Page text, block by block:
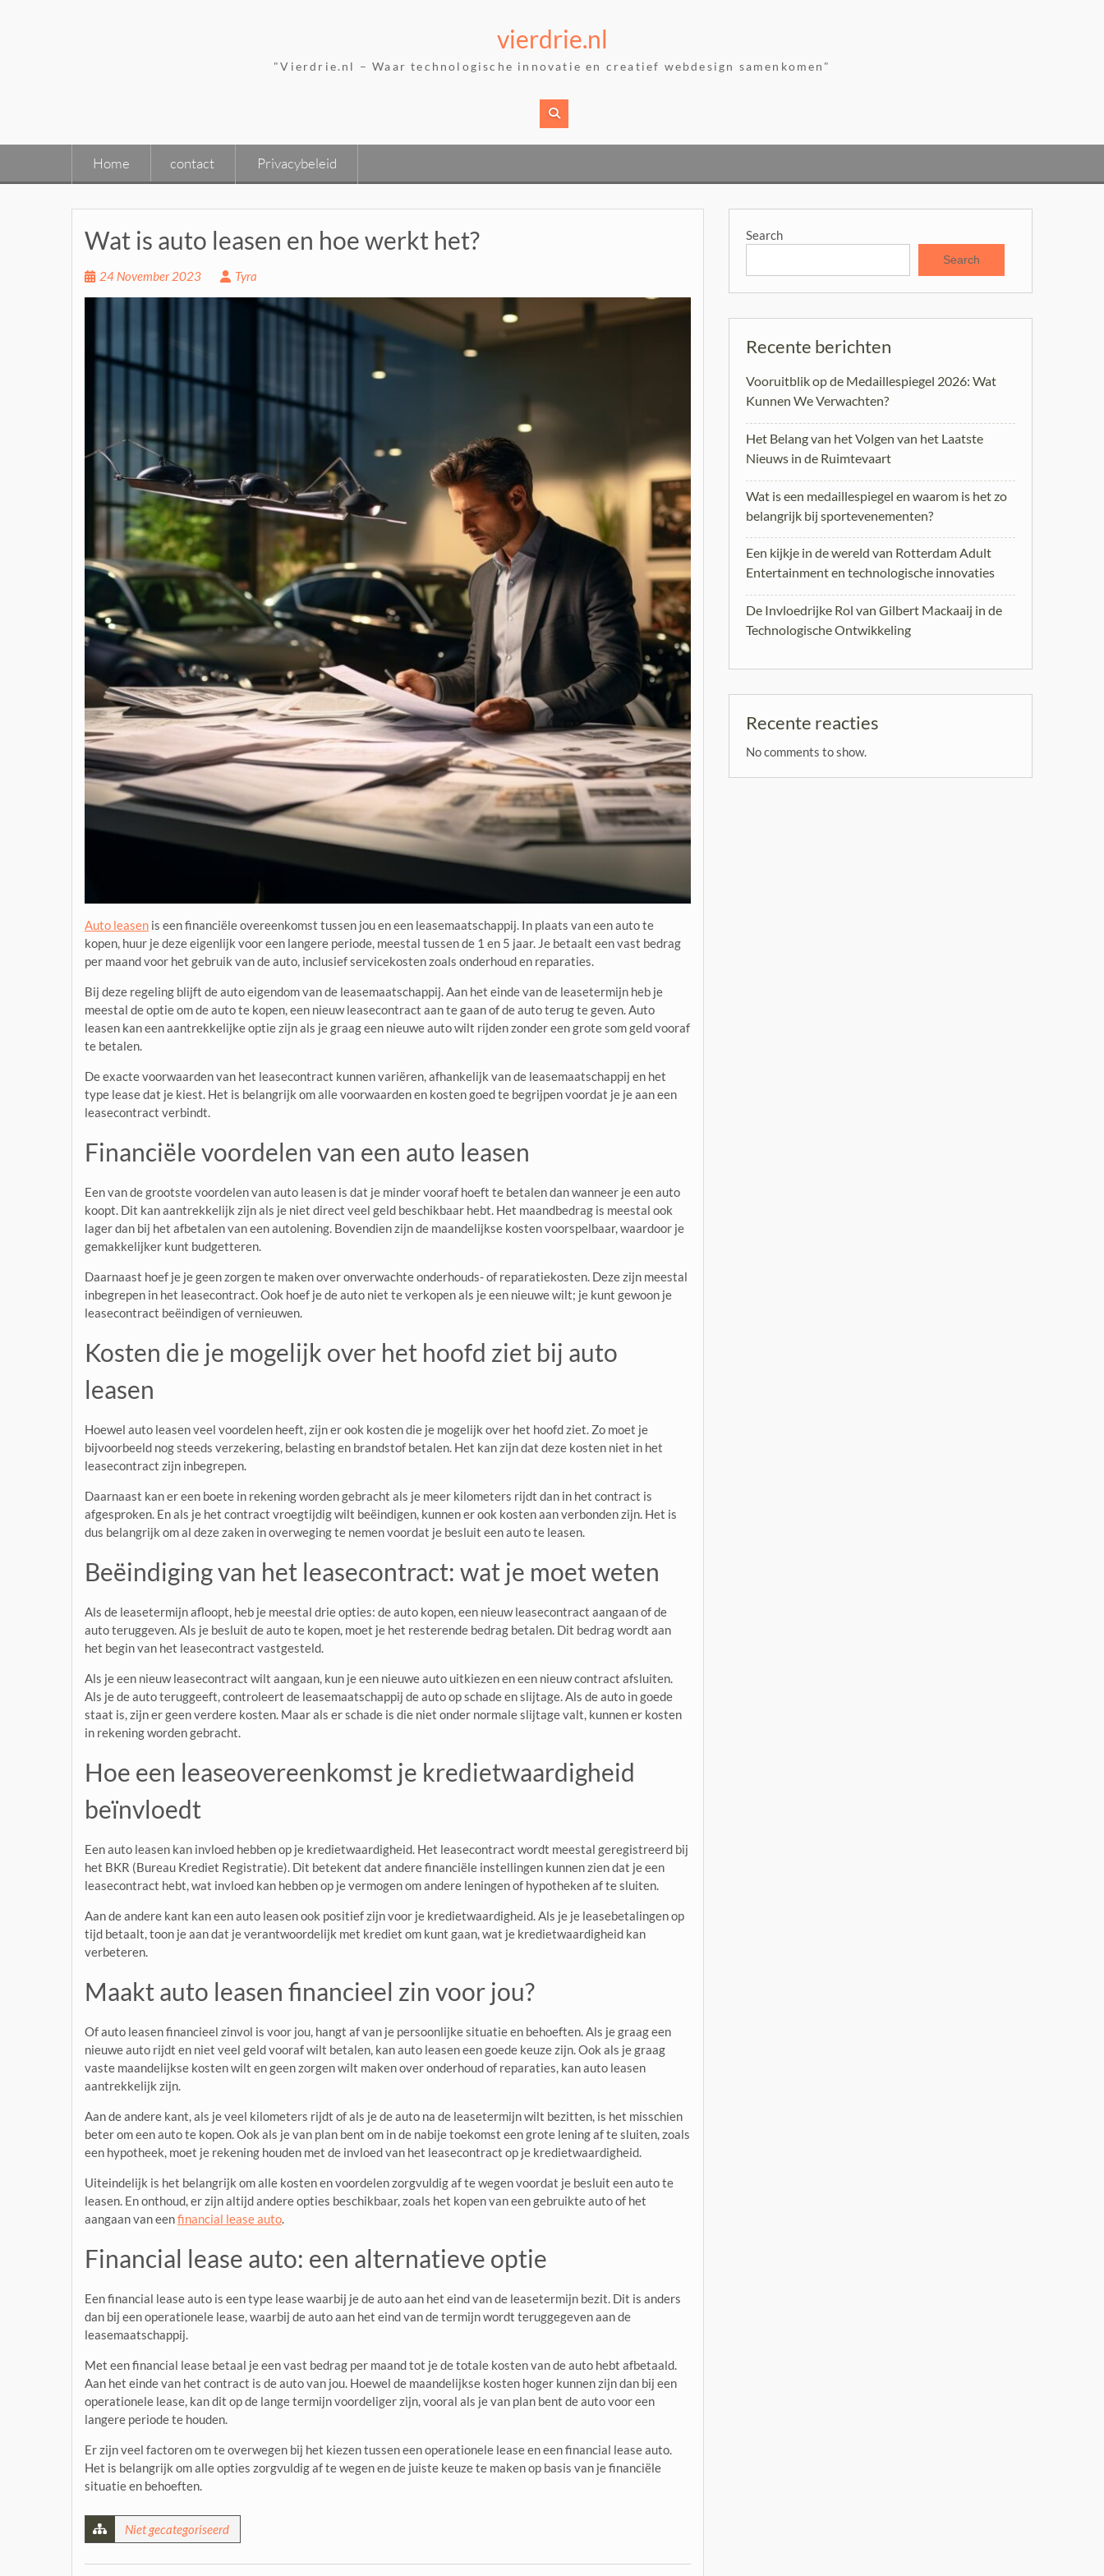
vierdrie.nl
"Vierdrie.nl – Waar technologische innovatie en creatief webdesign samenkomen"
Home contact Privacybeleid
Wat is auto leasen en hoe werkt het?
24 November 2023 Tyra
Auto leasen is een financiële overeenkomst tussen jou en een leasemaatschappij. In plaats van een auto te
kopen, huur je deze eigenlijk voor een langere periode, meestal tussen de 1 en 5 jaar. Je betaalt een vast bedrag
per maand voor het gebruik van de auto, inclusief servicekosten zoals onderhoud en reparaties.
Bij deze regeling blijft de auto eigendom van de leasemaatschappij. Aan het einde van de leasetermijn heb je
meestal de optie om de auto te kopen, een nieuw leasecontract aan te gaan of de auto terug te geven. Auto
leasen kan een aantrekkelijke optie zijn als je graag een nieuwe auto wilt rijden zonder een grote som geld vooraf
te betalen.
De exacte voorwaarden van het leasecontract kunnen variëren, afhankelijk van de leasemaatschappij en het
type lease dat je kiest. Het is belangrijk om alle voorwaarden en kosten goed te begrijpen voordat je je aan een
leasecontract verbindt.
Financiële voordelen van een auto leasen
Een van de grootste voordelen van auto leasen is dat je minder vooraf hoeft te betalen dan wanneer je een auto
koopt. Dit kan aantrekkelijk zijn als je niet direct veel geld beschikbaar hebt. Het maandbedrag is meestal ook
lager dan bij het afbetalen van een autolening. Bovendien zijn de maandelijkse kosten voorspelbaar, waardoor je
gemakkelijker kunt budgetteren.
Daarnaast hoef je je geen zorgen te maken over onverwachte onderhouds- of reparatiekosten. Deze zijn meestal
inbegrepen in het leasecontract. Ook hoef je de auto niet te verkopen als je een nieuwe wilt; je kunt gewoon je
leasecontract beëindigen of vernieuwen.
Kosten die je mogelijk over het hoofd ziet bij auto
leasen
Hoewel auto leasen veel voordelen heeft, zijn er ook kosten die je mogelijk over het hoofd ziet. Zo moet je
bijvoorbeeld nog steeds verzekering, belasting en brandstof betalen. Het kan zijn dat deze kosten niet in het
leasecontract zijn inbegrepen.
Daarnaast kan er een boete in rekening worden gebracht als je meer kilometers rijdt dan in het contract is
afgesproken. En als je het contract vroegtijdig wilt beëindigen, kunnen er ook kosten aan verbonden zijn. Het is
dus belangrijk om al deze zaken in overweging te nemen voordat je besluit een auto te leasen.
Beëindiging van het leasecontract: wat je moet weten
Als de leasetermijn afloopt, heb je meestal drie opties: de auto kopen, een nieuw leasecontract aangaan of de
auto teruggeven. Als je besluit de auto te kopen, moet je het resterende bedrag betalen. Dit bedrag wordt aan
het begin van het leasecontract vastgesteld.
Als je een nieuw leasecontract wilt aangaan, kun je een nieuwe auto uitkiezen en een nieuw contract afsluiten.
Als je de auto teruggeeft, controleert de leasemaatschappij de auto op schade en slijtage. Als de auto in goede
staat is, zijn er geen verdere kosten. Maar als er schade is die niet onder normale slijtage valt, kunnen er kosten
in rekening worden gebracht.
Hoe een leaseovereenkomst je kredietwaardigheid
beïnvloedt
Een auto leasen kan invloed hebben op je kredietwaardigheid. Het leasecontract wordt meestal geregistreerd bij
het BKR (Bureau Krediet Registratie). Dit betekent dat andere financiële instellingen kunnen zien dat je een
leasecontract hebt, wat invloed kan hebben op je vermogen om andere leningen of hypotheken af te sluiten.
Aan de andere kant kan een auto leasen ook positief zijn voor je kredietwaardigheid. Als je je leasebetalingen op
tijd betaalt, toon je aan dat je verantwoordelijk met krediet om kunt gaan, wat je kredietwaardigheid kan
verbeteren.
Maakt auto leasen financieel zin voor jou?
Of auto leasen financieel zinvol is voor jou, hangt af van je persoonlijke situatie en behoeften. Als je graag een
nieuwe auto rijdt en niet veel geld vooraf wilt betalen, kan auto leasen een goede keuze zijn. Ook als je graag
vaste maandelijkse kosten wilt en geen zorgen wilt maken over onderhoud of reparaties, kan auto leasen
aantrekkelijk zijn.
Aan de andere kant, als je veel kilometers rijdt of als je de auto na de leasetermijn wilt bezitten, is het misschien
beter om een auto te kopen. Ook als je van plan bent om in de nabije toekomst een grote lening af te sluiten, zoals
een hypotheek, moet je rekening houden met de invloed van het leasecontract op je kredietwaardigheid.
Uiteindelijk is het belangrijk om alle kosten en voordelen zorgvuldig af te wegen voordat je besluit een auto te
leasen. En onthoud, er zijn altijd andere opties beschikbaar, zoals het kopen van een gebruikte auto of het
aangaan van eenfinancial lease auto.
Financial lease auto: een alternatieve optie
Een financial lease auto is een type lease waarbij je de auto aan het eind van de leasetermijn bezit. Dit is anders
dan bij een operationele lease, waarbij de auto aan het eind van de termijn wordt teruggegeven aan de
leasemaatschappij.
Met een financial lease betaal je een vast bedrag per maand tot je de totale kosten van de auto hebt afbetaald.
Aan het einde van het contract is de auto van jou. Hoewel de maandelijkse kosten hoger kunnen zijn dan bij een
operationele lease, kan dit op de lange termijn voordeliger zijn, vooral als je van plan bent de auto voor een
langere periode te houden.
Er zijn veel factoren om te overwegen bij het kiezen tussen een operationele lease en een financial lease auto.
Het is belangrijk om alle opties zorgvuldig af te wegen en de juiste keuze te maken op basis van je financiële
situatie en behoeften.
Niet gecategoriseerd
Search
Search
Recente berichten
Vooruitblik op de Medaillespiegel 2026: Wat
Kunnen We Verwachten?
Het Belang van het Volgen van het Laatste
Nieuws in de Ruimtevaart
Wat is een medaillespiegel en waarom is het zo
belangrijk bij sportevenementen?
Een kijkje in de wereld van Rotterdam Adult
Entertainment en technologische innovaties
De Invloedrijke Rol van Gilbert Mackaaij in de
Technologische Ontwikkeling
Recente reacties
No comments to show.